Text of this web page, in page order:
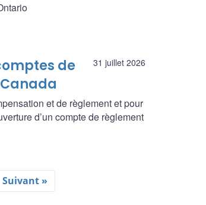
31 juillet 2026
de
et de règlement et pour
d’un compte de règlement
Suivant »